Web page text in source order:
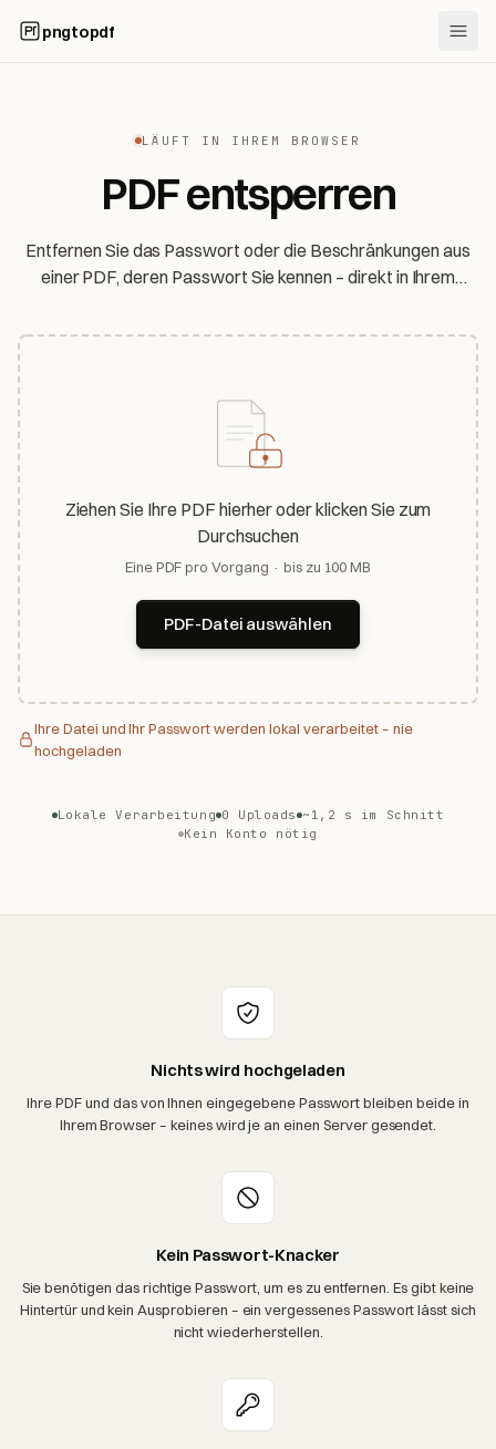
pngtopdf
LÄUFT IN IHREM BROWSER
PDF entsperren
Entfernen Sie das Passwort oder die Beschränkungen aus
einer PDF, deren Passwort Sie kennen – direkt in Ihrem
Ziehen Sie Ihre PDF hierher oder klicken Sie zum
Durchsuchen
Eine PDF pro Vorgang · bis zu 100 MB
PDF-Datei auswählen
Ihre Datei und Ihr Passwort werden lokal verarbeitet – nie
hochgeladen
Lokale Verarbeitung 0 Uploads ~1,2 s im Schnitt
Kein Konto nötig
Nichts wird hochgeladen
Ihre PDF und das von Ihnen eingegebene Passwort bleiben beide in
Ihrem Browser – keines wird je an einen Server gesendet.
Kein Passwort-Knacker
Sie benötigen das richtige Passwort, um es zu entfernen. Es gibt keine
Hintertür und kein Ausprobieren – ein vergessenes Passwort lässt sich
nicht wiederherstellen.